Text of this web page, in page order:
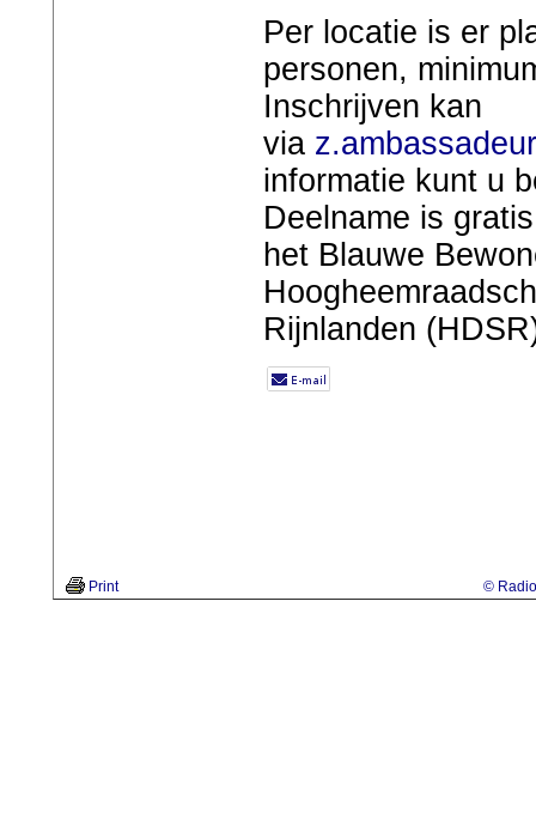
Per locatie is er
personen,
Inschrijven kan
via
informatie kunt u
Deelname is
het Blauwe
Rijnlanden
Print ©